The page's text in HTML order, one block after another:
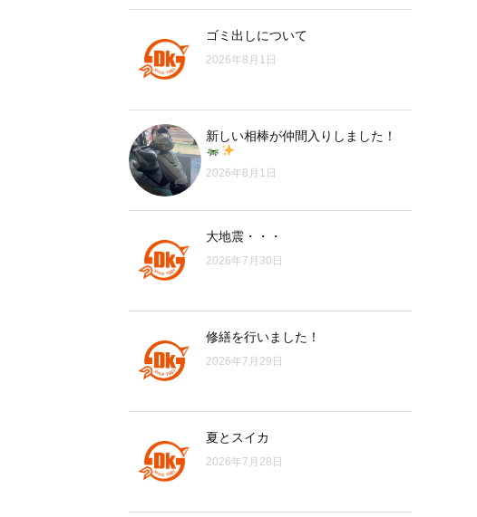
ゴミ出しについて
2026年8月1日
新しい相棒が仲間入りしました！
2026年8月1日
大地震・・・
2026年7月30日
修繕を行いました！
2026年7月29日
夏とスイカ
2026年7月28日